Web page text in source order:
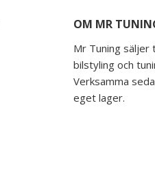
OM MR
Mr Tuning säljer
bilstyling och
Verksamma
eget lager.